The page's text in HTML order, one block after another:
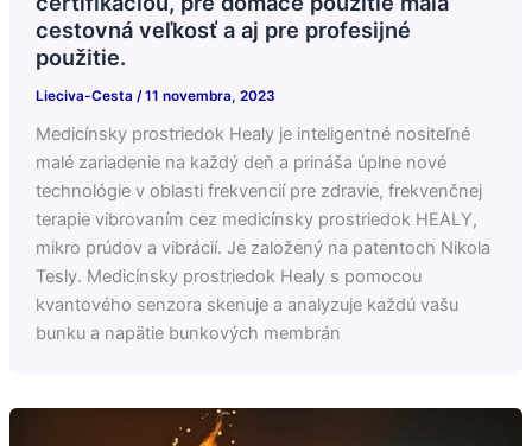
cestovná veľkosť a aj pre profesijné
použitie.
Lieciva-Cesta /11 novembra, 2023
Medicínsky prostriedok Healy je inteligentné nositeľné
malé zariadenie na každý deň a prináša úplne nové
technológie v oblasti frekvencií pre zdravie, frekvenčnej
terapie vibrovaním cez medicínsky prostriedok HEALY,
mikro prúdov a vibrácií. Je založený na patentoch Nikola
Tesly. Medicínsky prostriedok Healy s pomocou
kvantového senzora skenuje a analyzuje každú vašu
bunku a napätie bunkových membrán